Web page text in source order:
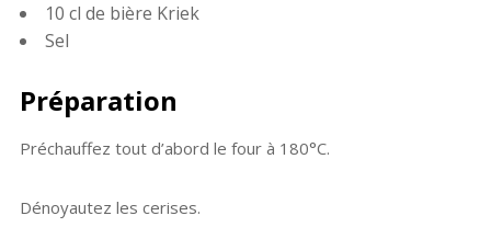
10 cl de bière Kriek
Sel
Préparation
Préchauffez tout d’abord le four à 180°C.
Dénoyautez les cerises.